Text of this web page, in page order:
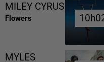
MILEY CYRUS
Flowers
MYLES